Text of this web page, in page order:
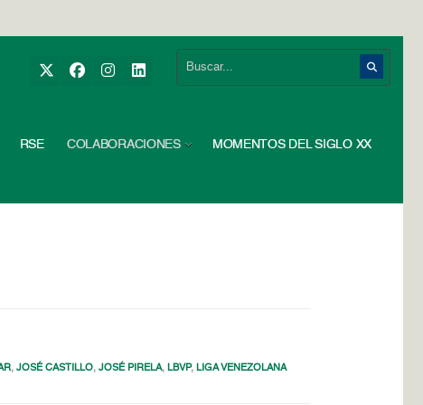
RSE COLABORACIONES MOMENTOS DEL SIGLO XX
,JOSÉ CASTILLO,JOSÉ PIRELA, LBVP, LIGA VENEZOLANA